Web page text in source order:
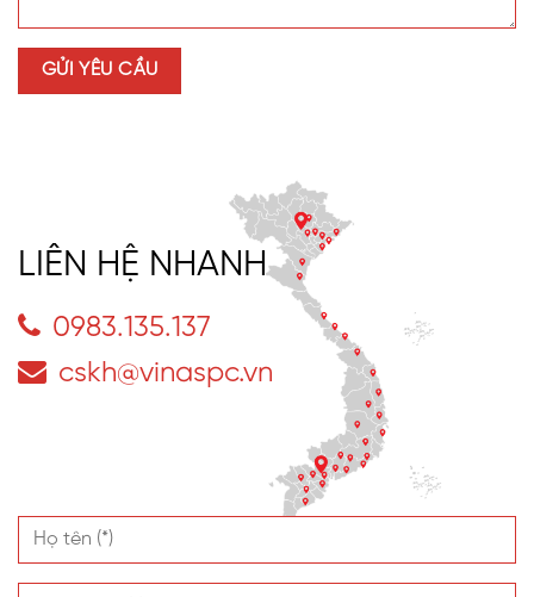
LIÊN HỆ NHANH
0983.135.137
cskh@vinaspc.vn